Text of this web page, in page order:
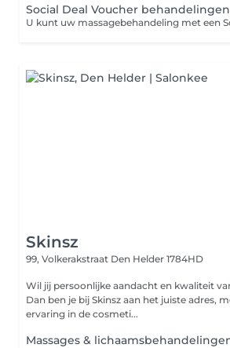
Social Deal Voucher behandelingen
Skinsz
99, Volkerakstraat Den Helder 1784HD
Wil jij persoonlijke aandacht en kwaliteit
Dan ben je bij Skinsz aan het juiste adres,
ervaring in de cosmeti...
Massages &